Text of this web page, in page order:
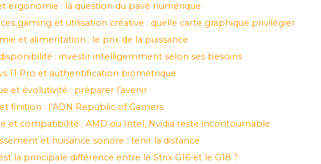
ergonomie : la question du pavé numérique
gaming et utilisation créative : quelle carte graphique privilégier
et alimentation : le prix de la puissance
: investir intelligemment selon ses besoins
11 Pro et authentification biométrique
et évolutivité : préparer l’avenir
finition : l’ADN Republic of Gamers
et compatibilité : AMD ou Intel, Nvidia reste incontournable
et nuisance sonore : tenir la distance
la principale différence entre le Strix G16 et le G18 ?